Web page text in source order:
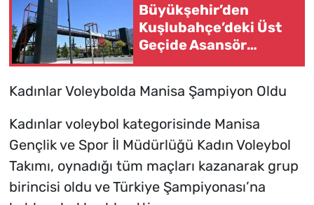
Büyükşehir’den
Kuşlubahçe’deki Üst
Geçide Asansör
Kolaylığı
Kadınlar Voleybolda Manisa Şampiyon Oldu
Kadınlar voleybol kategorisinde Manisa
Gençlik ve Spor İl Müdürlüğü Kadın Voleybol
Takımı, oynadığı tüm maçları kazanarak grup
birincisi oldu ve Türkiye Şampiyonası’na